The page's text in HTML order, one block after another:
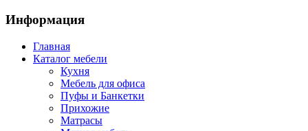
Информация
Главная
Каталог мебели
Кухня
Мебель для офиса
Пуфы и Банкетки
Прихожие
Матрасы